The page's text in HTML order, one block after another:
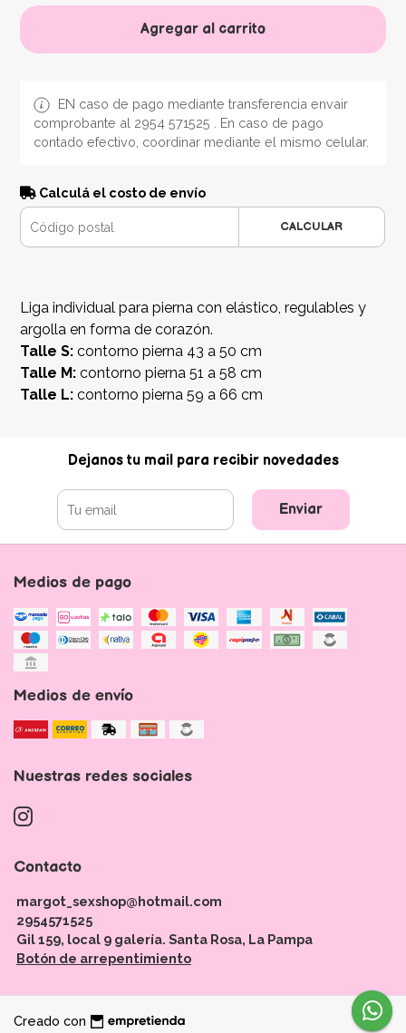
Agregar al carrito
EN caso de pago mediante transferencia envair
comprobante al 2954 571525 . En caso de pago
contado efectivo, coordinar mediante el mismo celular.
Calculá el costo de envío
CALCULAR
Liga individual para pierna con elástico, regulables y
argolla en forma de corazón.
Talle S: contorno pierna 43 a 50 cm
Talle M: contorno pierna 51 a 58 cm
Talle L: contorno pierna 59 a 66 cm
Dejanos tu mail para recibir novedades
Enviar
Medios de pago
Medios de envío
Nuestras redes sociales
Contacto
margot_sexshop@hotmail.com
2954571525
Gil 159, local 9 galería. Santa Rosa, La Pampa
Botón de arrepentimiento
Creado con